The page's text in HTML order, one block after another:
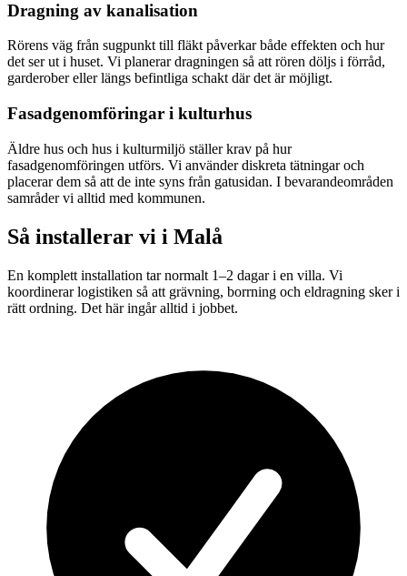
Dragning av kanalisation
Rörens väg från sugpunkt till fläkt påverkar både effekten och hur
det ser ut i huset. Vi planerar dragningen så att rören döljs i förråd,
garderober eller längs befintliga schakt där det är möjligt.
Fasadgenomföringar i kulturhus
Äldre hus och hus i kulturmiljö ställer krav på hur
fasadgenomföringen utförs. Vi använder diskreta tätningar och
placerar dem så att de inte syns från gatusidan. I bevarandeområden
samråder vi alltid med kommunen.
Så installerar vi i Malå
En komplett installation tar normalt 1–2 dagar i en villa. Vi
koordinerar logistiken så att grävning, borrning och eldragning sker i
rätt ordning. Det här ingår alltid i jobbet.